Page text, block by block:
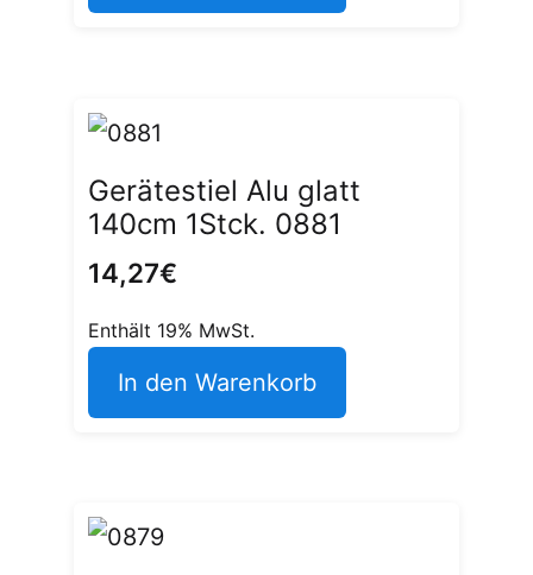
Gerätestiel Alu glatt
140cm 1Stck. 0881
14,27€
Enthält 19% MwSt.
In den Warenkorb